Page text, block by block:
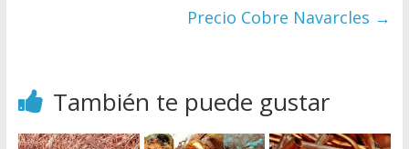
Precio Cobre Navarcles →
También te puede gustar